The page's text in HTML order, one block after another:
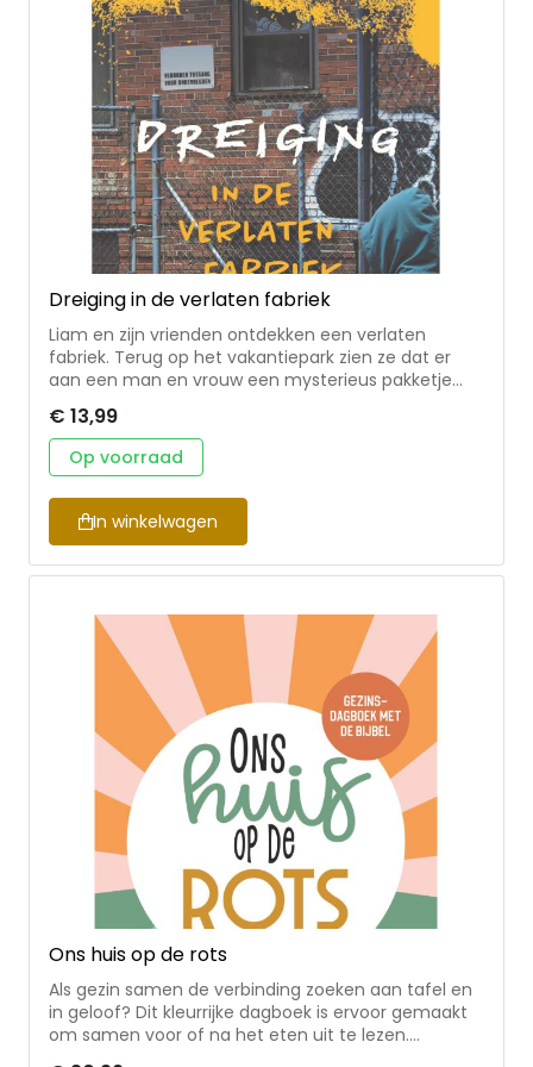
animatievideo's, het illustreren van kinderboeken en
-bijbels en het tekenen van strips.
Dreiging in de verlaten fabriek
Liam en zijn vrienden ontdekken een verlaten
fabriek. Terug op het vakantiepark zien ze dat er
aan een man en vrouw een mysterieus pakketje
vrienden bij de fabriek eenzelfde soort pakketje …
met smokkelwaar! Dat is het begin van een nieuw
en spannend avontuur. • vervolg op Dreiging op het
schoolplein en Dreiging rond de ruïne • thema’s: de
kracht van vriendschap, bedreiging/gijzeling,
gerechtigheid, (verkeerd) omgaan met de natuur •
een mooie mix van spanning, mysterie en avontuur
Hans Mijnders was 36 jaar directeur van een
boeken voor jongeren. Hij won vaak de Publieksprijs
en daarnaast de Young Adult Prize 2023 voor zijn
boek Crash.
€ 13,99
Op voorraad
In winkelwagen
Ons huis op de rots
Als gezin samen de verbinding zoeken aan tafel en
in geloof? Dit kleurrijke dagboek is ervoor gemaakt
om samen voor of na het eten uit te lezen.